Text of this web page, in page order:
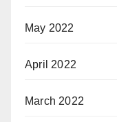
May 2022
April 2022
March 2022